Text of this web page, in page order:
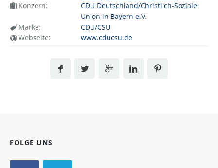
Konzern:
CDU Deutschland/Christlich-Soziale
Union in Bayern e.V.
Marke:
CDU/CSU
Webseite:
www.cducsu.de
FOLGE UNS